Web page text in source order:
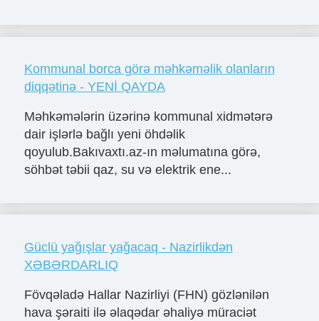
Kommunal borca görə məhkəməlik olanların
diqqətinə - YENİ QAYDA
Məhkəmələrin üzərinə kommunal xidmətərə
dair işlərlə bağlı yeni öhdəlik
qoyulub.Bakıvaxtı.az-ın məlumatına görə,
söhbət təbii qaz, su və elektrik ene...
Güclü yağışlar yağacaq - Nazirlikdən
XƏBƏRDARLIQ
Fövqəladə Hallar Nazirliyi (FHN) gözlənilən
hava şəraiti ilə əlaqədar əhaliyə müraciət